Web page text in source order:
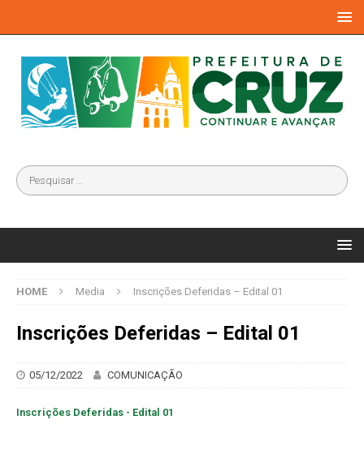
HOME Media Inscrições Deferidas – Edital 01
Inscrições Deferidas – Edital 01
05/12/2022 COMUNICAÇÃO
Inscrições Deferidas - Edital 01